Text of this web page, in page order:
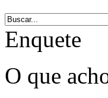
Enquete
O que